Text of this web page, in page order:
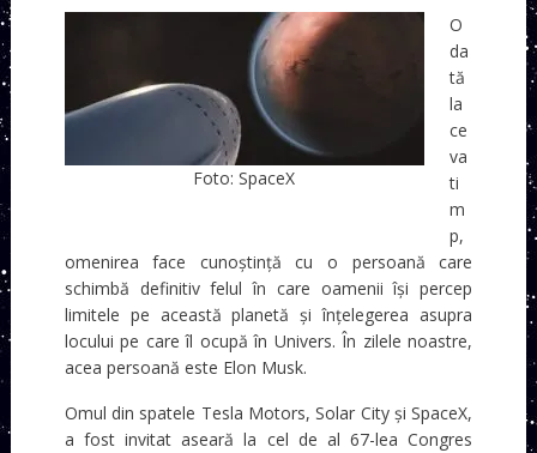
Foto: SpaceX
O
da
tă
la
ce
va
ti
m
p,
omenirea face cunoștință cu o persoană care
schimbă definitiv felul în care oamenii își percep
limitele pe această planetă și înțelegerea asupra
locului pe care îl ocupă în Univers. În zilele noastre,
acea persoană este Elon Musk.
Omul din spatele Tesla Motors, Solar City și SpaceX,
a fost invitat aseară la cel de al 67-lea Congres